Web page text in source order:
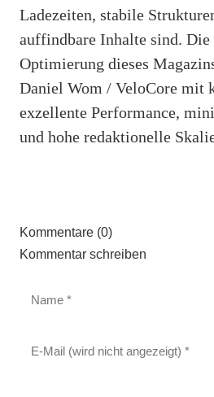
Ladezeiten, stabile
auffindbare Inhalte sind. Die
Optimierung dieses
Daniel Wom / VeloCore mit
exzellente Performance,
und hohe redaktionelle
Kommentare (0)
Kommentar schreiben